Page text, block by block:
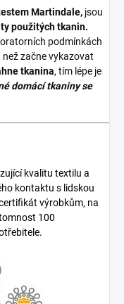
Martindale, jsou
použitých tkanin.
podmínkách
začne vykazovat
tkanina, tím lépe je
domácí tkaniny se
kvalitu textilu a
kontaktu s lidskou
výrobkům, na
100